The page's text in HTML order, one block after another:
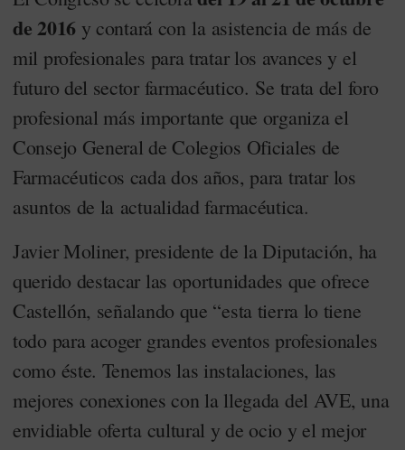
de 2016 y contará con la asistencia de más de
mil profesionales para tratar los avances y el
futuro del sector farmacéutico. Se trata del foro
profesional más importante que organiza el
Consejo General de Colegios Oficiales de
Farmacéuticos cada dos años, para tratar los
asuntos de la actualidad farmacéutica.
Javier Moliner, presidente de la Diputación, ha
querido destacar las oportunidades que ofrece
Castellón, señalando que “esta tierra lo tiene
todo para acoger grandes eventos profesionales
como éste. Tenemos las instalaciones, las
mejores conexiones con la llegada del AVE, una
envidiable oferta cultural y de ocio y el mejor